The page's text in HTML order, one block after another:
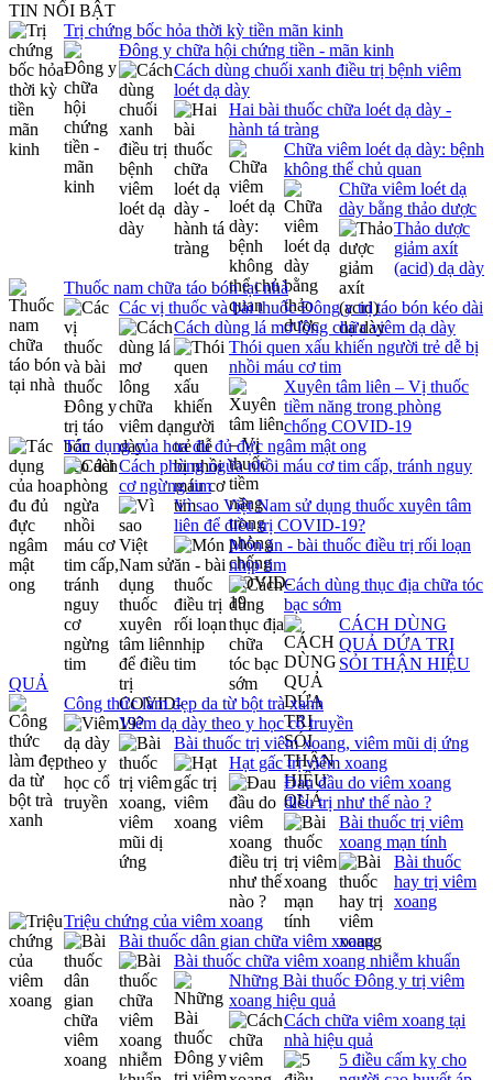
TIN NỔI BẬT
Trị chứng bốc hỏa thời kỳ tiền mãn kinh
Đông y chữa hội chứng tiền - mãn kinh
Cách dùng chuối xanh điều trị bệnh viêm
loét dạ dày
Hai bài thuốc chữa loét dạ dày -
hành tá tràng
Chữa viêm loét dạ dày: bệnh
không thể chủ quan
Chữa viêm loét dạ
dày bằng thảo dược
Thảo dược
giảm axít
(acid) dạ dày
Thuốc nam chữa táo bón tại nhà
Các vị thuốc và bài thuốc Đông y trị táo bón kéo dài
Cách dùng lá mơ lông chữa viêm dạ dày
Thói quen xấu khiến người trẻ dễ bị
nhồi máu cơ tim
Xuyên tâm liên – Vị thuốc
tiềm năng trong phòng
chống COVID-19
Tác dụng của hoa đu đủ đực ngâm mật ong
Cách phòng ngừa nhồi máu cơ tim cấp, tránh nguy
cơ ngừng tim
Vì sao Việt Nam sử dụng thuốc xuyên tâm
liên để điều trị COVID-19?
Món ăn - bài thuốc điều trị rối loạn
nhịp tim
Cách dùng thục địa chữa tóc
bạc sớm
CÁCH DÙNG
QUẢ DỨA TRỊ
SỎI THẬN HIỆU
QUẢ
Công thức làm đẹp da từ bột trà xanh
Viêm dạ dày theo y học cổ truyền
Bài thuốc trị viêm xoang, viêm mũi dị ứng
Hạt gấc trị viêm xoang
Đau đầu do viêm xoang
điều trị như thế nào ?
Bài thuốc trị viêm
xoang mạn tính
Bài thuốc
hay trị viêm
xoang
Triệu chứng của viêm xoang
Bài thuốc dân gian chữa viêm xoang
Bài thuốc chữa viêm xoang nhiễm khuẩn
Những Bài thuốc Đông y trị viêm
xoang hiệu quả
Cách chữa viêm xoang tại
nhà hiệu quả
5 điều cấm kỵ cho